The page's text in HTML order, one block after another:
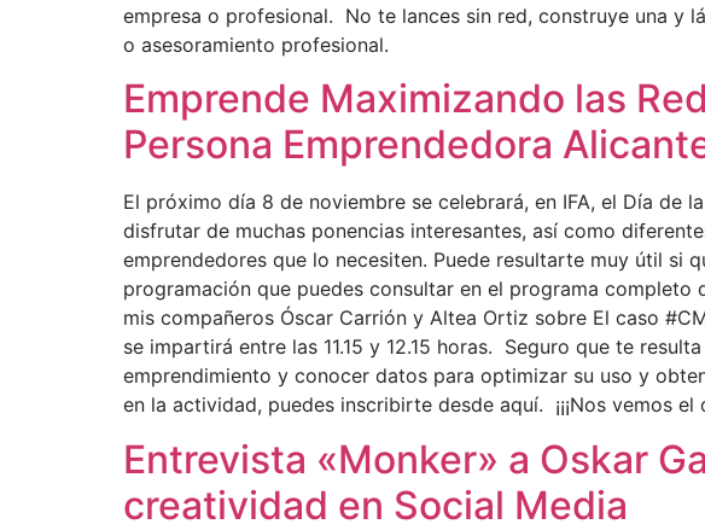
empresa o profesional. No te lances sin red, construye una y
o asesoramiento profesional.
Emprende Maximizando las
Persona Emprendedora
El próximo día 8 de noviembre se celebrará, en IFA, el Día de
disfrutar de muchas ponencias interesantes, así como
emprendedores que lo necesiten. Puede resultarte muy útil si
programación que puedes consultar en el programa
mis compañeros Óscar Carrión y Altea Ortiz sobre El caso
se impartirá entre las 11.15 y 12.15 horas. Seguro que te
emprendimiento y conocer datos para optimizar su uso y
en la actividad, puedes inscribirte desde aquí. ¡¡¡Nos vemos
Entrevista «Monker» a Oskar
creatividad en Social Media